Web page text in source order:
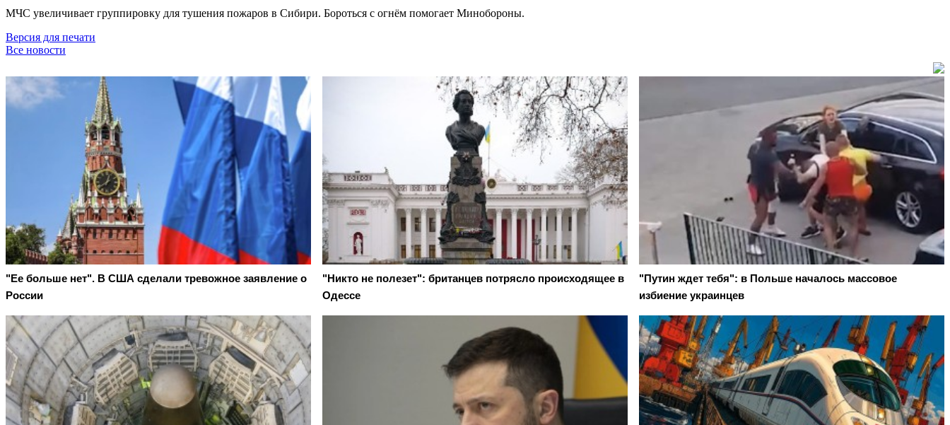
МЧС увеличивает группировку для тушения пожаров в Сибири. Бороться с огнём помогает Минобороны.
Версия для печати
Все новости
"Ее больше нет". В США сделали тревожное заявление о
России
"Никто не полезет": британцев потрясло происходящее в
Одессе
"Путин ждет тебя": в Польше началось массовое
избиение украинцев